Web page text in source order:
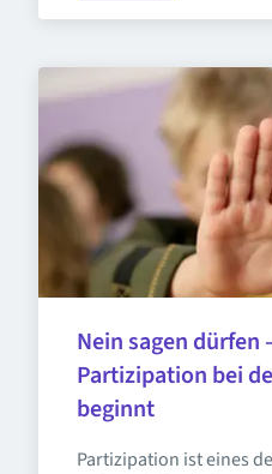
Nein sagen dürfen
Partizipation bei
beginnt
Partizipation ist eines